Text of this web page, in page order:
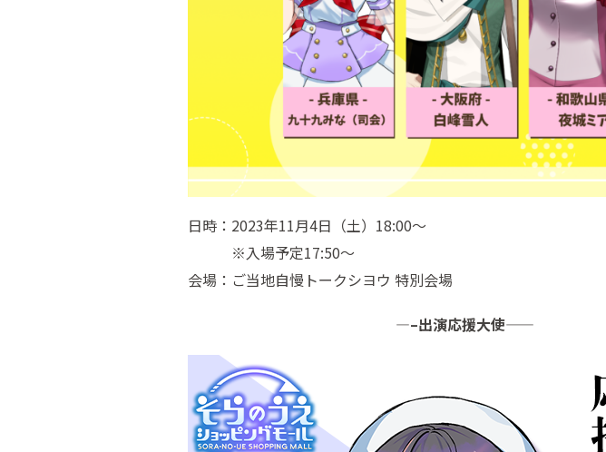
日時：2023年11月4日（土）18:00～
※入場予定17:50～
会場：ご当地自慢トークシヨウ 特別会場
—–出演応援大使——